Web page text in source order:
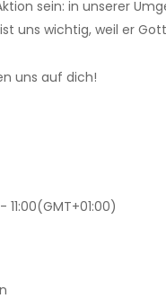
sein: in unserer
uns wichtig, weil er
uns auf dich!
- 11:00(GMT+01:00)